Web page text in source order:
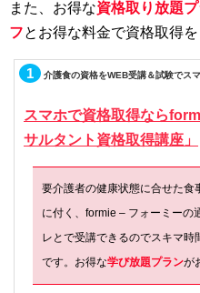
また、お得な資格取り放題
フとお得な料金で資格取得
1 介護食の資格をWEB受講＆試験でス
スマホで資格取得なら
サルタント資格取得講座」
要介護者の健康状態に合せた食
に付く、formie – フォーミーの
レとで受講できるのでスキマ
です。お得な学び放題プランが